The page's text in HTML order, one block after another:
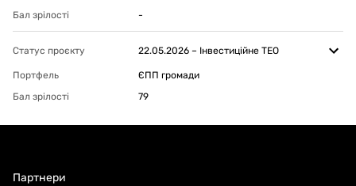
Бал зрілості
-
Статус проєкту 22.05.2026 – Інвестиційне ТЕО
Портфель
ЄПП громади
Бал зрілості
79
Партнери